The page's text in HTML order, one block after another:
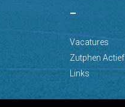
–
Vacatures
Zutphen Actief
Links